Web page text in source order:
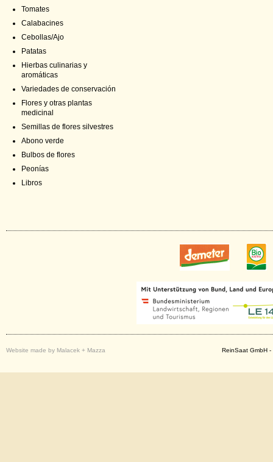
Tomates
Calabacines
Cebollas/Ajo
Patatas
Hierbas culinarias y
aromáticas
Variedades de conservación
Flores y otras plantas
medicinal
Semillas de flores silvestres
Abono verde
Bulbos de flores
Peonías
Libros
Website made by Malacek + Mazza ReinSaat GmbH